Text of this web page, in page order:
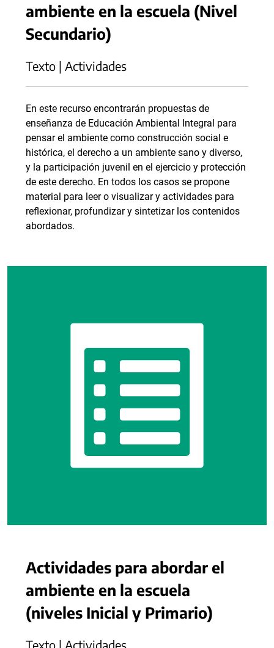
ambiente en la escuela (Nivel
Secundario)
Texto | Actividades
En este recurso encontrarán propuestas de
enseñanza de Educación Ambiental Integral para
pensar el ambiente como construcción social e
histórica, el derecho a un ambiente sano y diverso,
y la participación juvenil en el ejercicio y protección
de este derecho. En todos los casos se propone
material para leer o visualizar y actividades para
reflexionar, profundizar y sintetizar los contenidos
abordados.
Actividades para abordar el
ambiente en la escuela
(niveles Inicial y Primario)
Texto | Actividades